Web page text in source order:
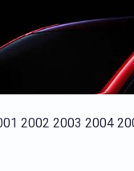
2002 2003 2004